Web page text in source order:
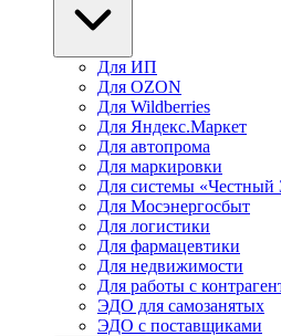
Для ИП
Для OZON
Для Wildberries
Для Яндекс.Маркет
Для автопрома
Для маркировки
Для системы
Для Мосэнергосбыт
Для логистики
Для фармацевтики
Для недвижимости
Для работы с
ЭДО для самозанятых
ЭДО с поставщиками